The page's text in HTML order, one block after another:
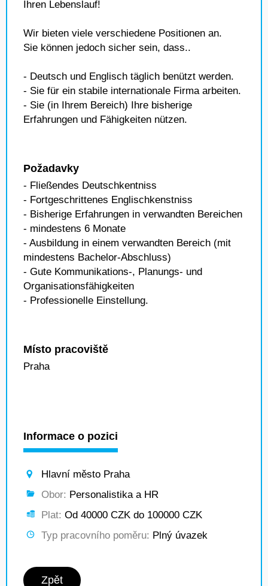
Ihren Lebenslauf!
Wir bieten viele verschiedene Positionen an.
Sie können jedoch sicher sein, dass..
- Deutsch und Englisch täglich benützt werden.
- Sie für ein stabile internationale Firma arbeiten.
- Sie (in Ihrem Bereich) Ihre bisherige
Erfahrungen und Fähigkeiten nützen.
Požadavky
- Fließendes Deutschkentniss
- Fortgeschrittenes Englischkenstniss
- Bisherige Erfahrungen in verwandten Bereichen
- mindestens 6 Monate
- Ausbildung in einem verwandten Bereich (mit
mindestens Bachelor-Abschluss)
- Gute Kommunikations-, Planungs- und
Organisationsfähigkeiten
- Professionelle Einstellung.
Místo pracoviště
Praha
Informace o pozici
Hlavní město Praha
Obor: Personalistika a HR
Plat: Od 40000 CZK do 100000 CZK
Typ pracovního poměru: Plný úvazek
Zpět